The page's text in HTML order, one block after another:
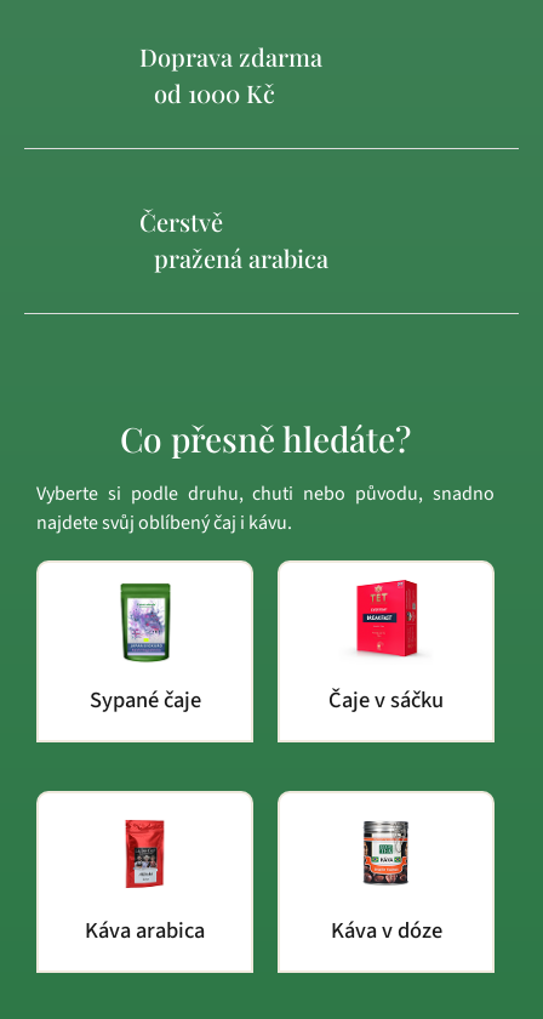
Doprava zdarma
od 1000 Kč
Čerstvě
pražená arabica
Co přesně hledáte?
Vyberte si podle druhu, chuti nebo původu, snadno
najdete svůj oblíbený čaj i kávu.
Sypané čaje Čaje v sáčku
Káva arabica Káva v dóze